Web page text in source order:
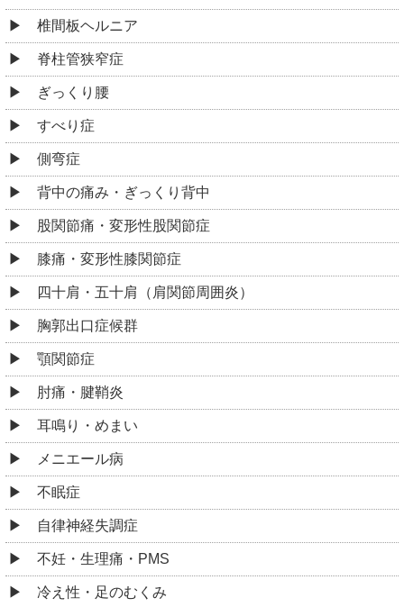
椎間板ヘルニア
脊柱管狭窄症
ぎっくり腰
すべり症
側弯症
背中の痛み・ぎっくり背中
股関節痛・変形性股関節症
膝痛・変形性膝関節症
四十肩・五十肩（肩関節周囲炎）
胸郭出口症候群
顎関節症
肘痛・腱鞘炎
耳鳴り・めまい
メニエール病
不眠症
自律神経失調症
不妊・生理痛・PMS
冷え性・足のむくみ